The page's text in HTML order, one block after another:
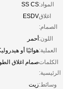
المواد:SS CS
اغلاق
الصمام:
ESDV
اللون:أحمر
العملية:هوائيًا أو
الكلمات
الرئيسية:
صمام اغلاق
وسائط:زيت